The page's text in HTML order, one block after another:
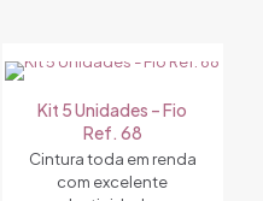
Kit 5 Unidades – Fio
Ref. 68
Cintura toda em renda
com excelente